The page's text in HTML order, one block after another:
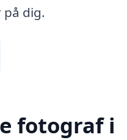
dig.
fotograf i